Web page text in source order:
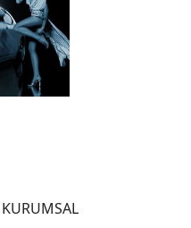
KURUMSAL